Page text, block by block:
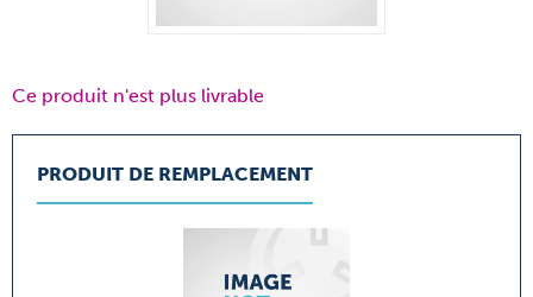
Ce produit n'est plus livrable
PRODUIT DE REMPLACEMENT